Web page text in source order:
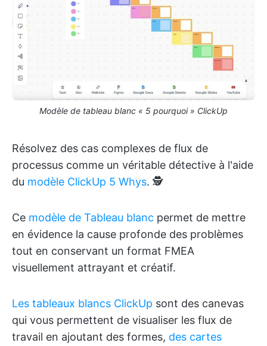
Modèle de tableau blanc « 5 pourquoi » ClickUp
Résolvez des cas complexes de flux de
processus comme un véritable détective à l'aide
du modèle ClickUp 5 Whys. 🕵️
Ce modèle de Tableau blanc permet de mettre
en évidence la cause profonde des problèmes
tout en conservant un format FMEA
visuellement attrayant et créatif.
Les tableaux blancs ClickUp sont des canevas
qui vous permettent de visualiser les flux de
travail en ajoutant des formes, des cartes